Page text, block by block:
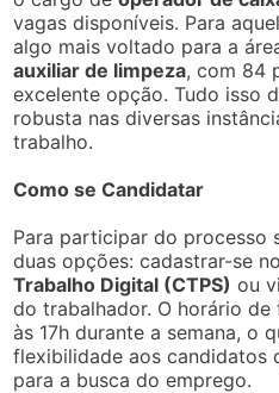
vagas disponíveis. Para
algo mais voltado para a
auxiliar de limpeza, com 84
excelente opção. Tudo isso
robusta nas diversas
trabalho.
Como se Candidatar
Para participar do processo
duas opções: cadastrar-se
Trabalho Digital (CTPS) ou
do trabalhador. O horário
às 17h durante a semana, o
flexibilidade aos candidatos
para a busca do emprego.